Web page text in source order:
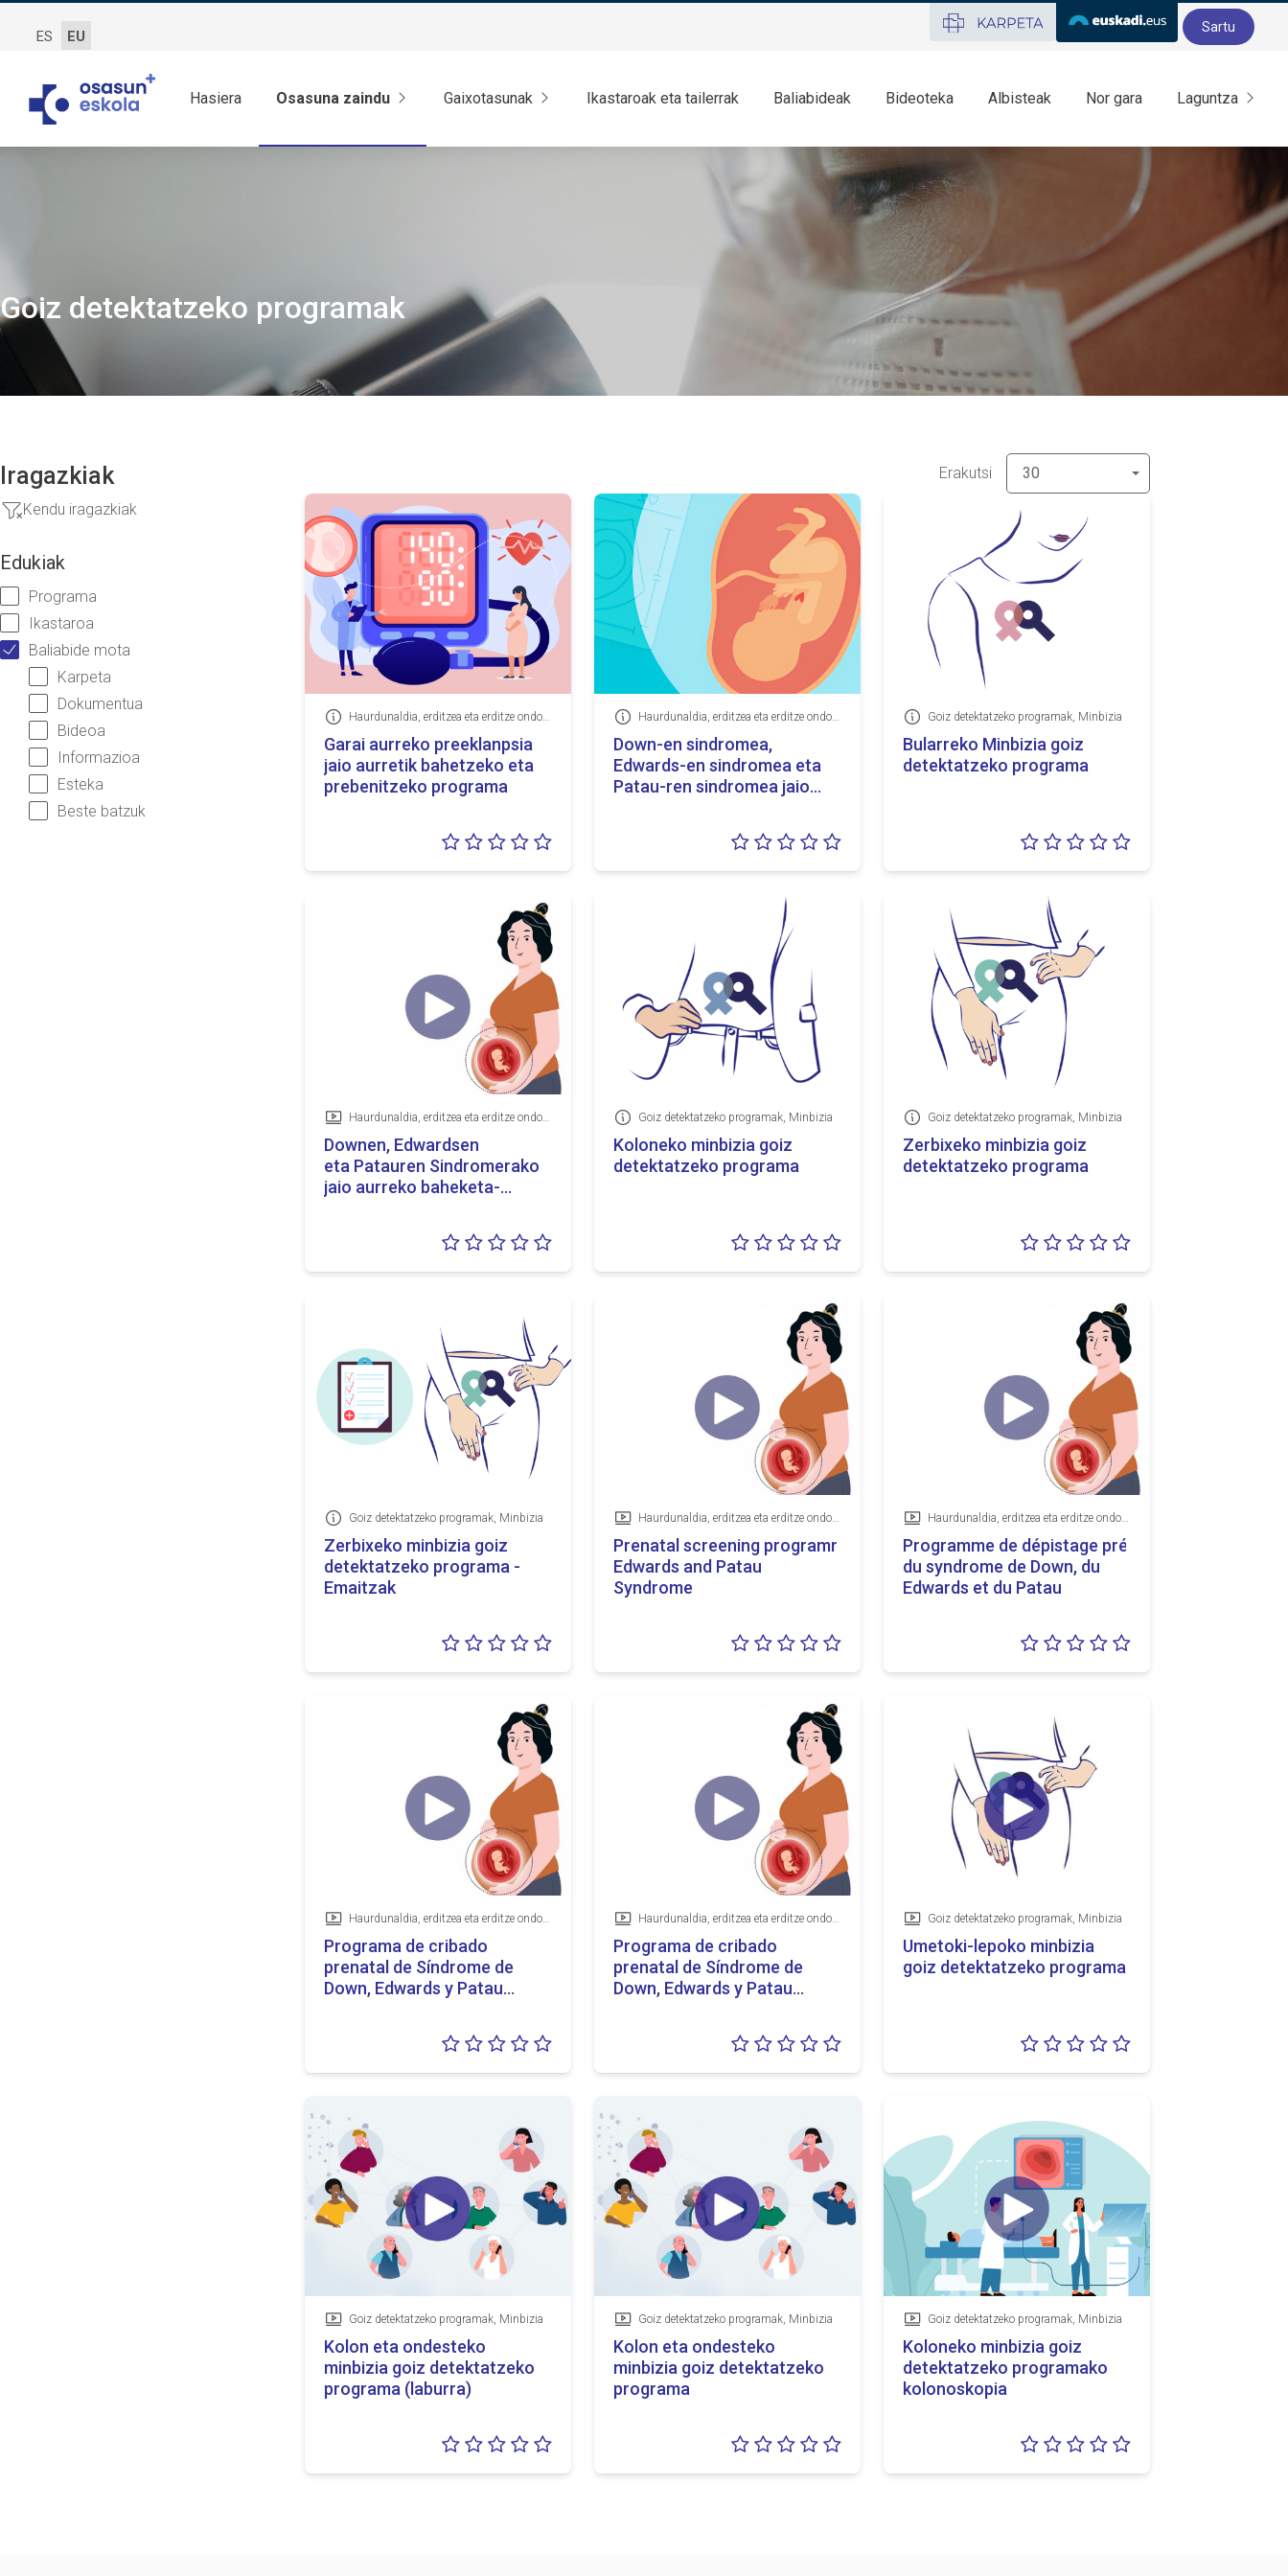
ES EU
Sartu
Hasiera Osasuna zaindu Gaixotasunak Ikastaroak eta tailerrak Baliabideak Bideoteka Albisteak Nor gara Laguntza
Goiz detektatzeko programak
Iragazkiak
Kendu iragazkiak
Edukiak
Programa
Ikastaroa
Baliabide mota
Karpeta
Dokumentua
Bideoa
Informazioa
Esteka
Beste batzuk
Erakutsi 30
Informazioa
Haurdunaldia, erditzea eta erditze ondokoa, Goiz detektatzeko programak
Garai aurreko preeklanpsia
jaio aurretik bahetzeko eta
prebenitzeko programa
Balorazioa:
Informazioa
Haurdunaldia, erditzea eta erditze ondokoa, Goiz detektatzeko programak
Down-en sindromea,
Edwards-en sindromea eta
Patau-ren sindromea jaio
baheketa-programa
Balorazioa:
Informazioa
Goiz detektatzeko programak, Minbizia
Bularreko Minbizia goiz
detektatzeko programa
Balorazioa:
Bideoa
Haurdunaldia, erditzea eta erditze ondokoa, Goiz detektatzeko programak
Downen, Edwardsen
eta Patauren Sindromerako
jaio aurreko baheketa-
Balorazioa:
Informazioa
Goiz detektatzeko programak, Minbizia
Koloneko minbizia goiz
detektatzeko programa
Balorazioa:
Informazioa
Goiz detektatzeko programak, Minbizia
Zerbixeko minbizia goiz
detektatzeko programa
Balorazioa:
Informazioa
Goiz detektatzeko programak, Minbizia
Zerbixeko minbizia goiz
detektatzeko programa -
Emaitzak
Balorazioa:
Bideoa
Haurdunaldia, erditzea eta erditze ondokoa, Goiz detektatzeko programak
Prenatal screening programme for Down,
Edwards and Patau
Syndrome
Balorazioa:
Bideoa
Haurdunaldia, erditzea eta erditze ondokoa, Goiz detektatzeko programak
Programme de dépistage prénatal
du syndrome de Down, du
Edwards et du Patau
Balorazioa:
Bideoa
Haurdunaldia, erditzea eta erditze ondokoa, Goiz detektatzeko programak
Programa de cribado
prenatal de Síndrome de
Down, Edwards y Patau
Balorazioa:
Bideoa
Haurdunaldia, erditzea eta erditze ondokoa, Goiz detektatzeko programak
Programa de cribado
prenatal de Síndrome de
Down, Edwards y Patau
Balorazioa:
Bideoa
Goiz detektatzeko programak, Minbizia
Umetoki-lepoko minbizia
goiz detektatzeko programa
Balorazioa:
Bideoa
Goiz detektatzeko programak, Minbizia
Kolon eta ondesteko
minbizia goiz detektatzeko
programa (laburra)
Balorazioa:
Bideoa
Goiz detektatzeko programak, Minbizia
Kolon eta ondesteko
minbizia goiz detektatzeko
programa
Balorazioa:
Bideoa
Goiz detektatzeko programak, Minbizia
Koloneko minbizia goiz
detektatzeko programako
kolonoskopia
Balorazioa: